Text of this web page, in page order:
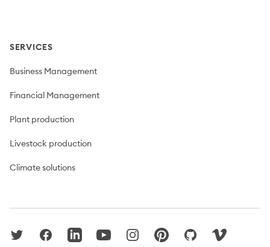
SERVICES
Business Management
Financial Management
Plant production
Livestock production
Climate solutions
Twitter FacebookLinkedInYouTubeInstagramPinterestGitHubVimeo